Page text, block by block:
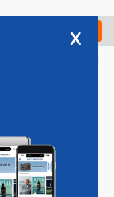
Check in
Vacatures
x